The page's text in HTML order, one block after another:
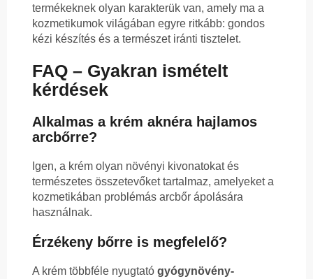
termékeknek olyan karakterük van, amely ma a
kozmetikumok világában egyre ritkább: gondos
kézi készítés és a természet iránti tisztelet.
FAQ – Gyakran ismételt
kérdések
Alkalmas a krém aknéra hajlamos
arcbőrre?
Igen, a krém olyan növényi kivonatokat és
természetes összetevőket tartalmaz, amelyeket a
kozmetikában problémás arcbőr ápolására
használnak.
Érzékeny bőrre is megfelelő?
A krém többféle nyugtató gyógynövény-